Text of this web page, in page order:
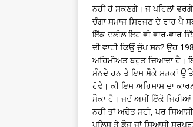
ਨਹੀਂ ਹੋ ਸਕਣਗੇ। ਜੋ ਪਹਿਲਾਂ
ਚੰਗਾ ਸਮਾਜ ਸਿਰਜਣ ਦੇ ਰਾਹ ਪੈ
ਇੱਕ ਦਲੀਲ ਇਹ ਵੀ ਵਾਰ-ਵਾਰ
ਦੀ ਵਾਰੀ ਕਿਉਂ ਚੁੱਪ ਸਨ? ਉਹ
ਅਹਿਮੀਅਤ ਬਹੁਤ ਜ਼ਿਆਦਾ ਹੈ।
ਮੰਨਦੇ ਹਨ ਤੇ ਇਸ ਮੌਕੇ ਸੜਕਾਂ ਉੱਤੇ
ਹੋਵੇ। ਕੀ ਇਸ ਅਹਿਸਾਸ ਦਾ
ਮੌਕਾ ਹੈ। ਜਦੋਂ ਅਸੀਂ ਇੱਕੋ ਜਿਹੀਆਂ
ਨਹੀਂ ਤਾਂ ਅਚੇਤ ਸਹੀ, ਪਰ
ਪੁਲਿਸ ਤੇ ਫ਼ੌਜ ਜਾਂ ਸਿਆਸੀ